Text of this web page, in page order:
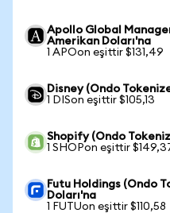
Apollo Global
Amerikan Doları'na
1 APOon eşittir $131,49
Disney (Ondo
1 DISon eşittir $105,13
Shopify (Ondo
1 SHOPon eşittir
Futu Holdings (Ondo
Doları'na
1 FUTUon eşittir $110,58